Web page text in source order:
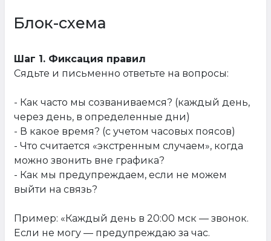
Блок-схема
Шаг 1. Фиксация правил
Сядьте и письменно ответьте на вопросы:
- Как часто мы созваниваемся? (каждый день,
через день, в определенные дни)
- В какое время? (с учетом часовых поясов)
- Что считается «экстренным случаем», когда
можно звонить вне графика?
- Как мы предупреждаем, если не можем
выйти на связь?
Пример: «Каждый день в 20:00 мск — звонок.
Если не могу — предупреждаю за час.